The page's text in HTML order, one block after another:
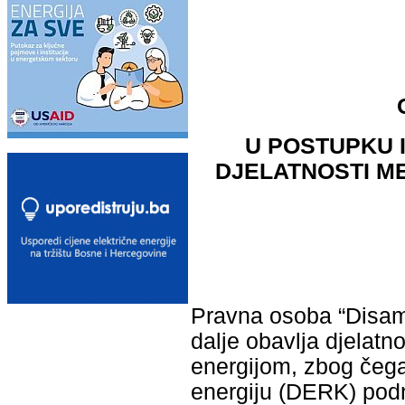
U POSTUPKU
DJELATNOSTI
Pravna osoba
dalje obavlja
energijom, zbog
energiju (DERK)